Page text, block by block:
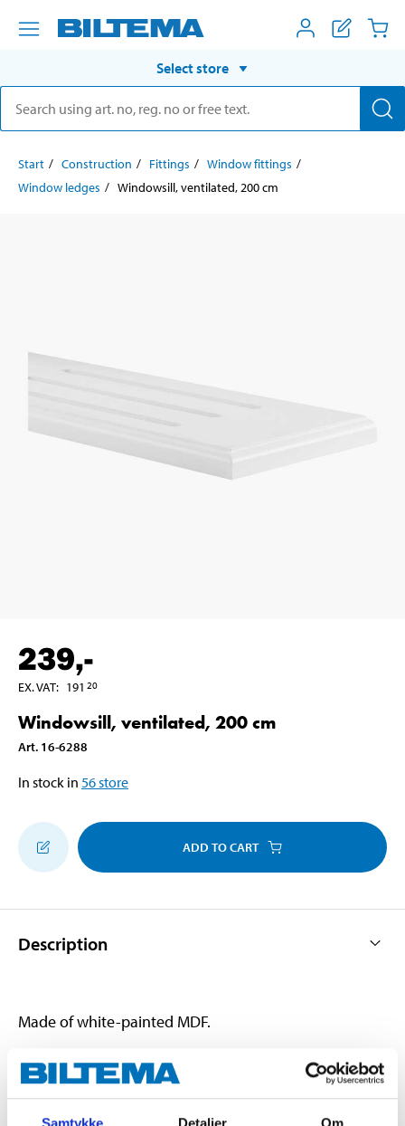
Select store
Start Construction Fittings
Window fittings
Window ledges
Windowsill, ventilated, 200 cm
239,-
EX. VAT: 191 20
Windowsill, ventilated, 200 cm
Art. 16-6288
In stock in 56store
ADD TO CART
Description
Made of white-painted MDF.